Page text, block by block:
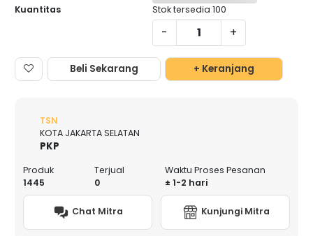
Kuantitas Stok tersedia 100
- +
Beli Sekarang + Keranjang
TSN
KOTA JAKARTA SELATAN
PKP
Produk
1445
Terjual
0
Waktu Proses Pesanan
± 1-2 hari
Chat Mitra Kunjungi Mitra